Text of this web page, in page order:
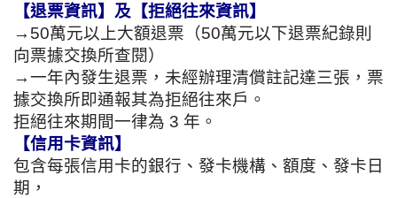
【退票資訊】及【拒絕往來資訊】
→50萬元以上大額退票（50萬元以下退票紀錄則
向票據交換所查閱）
→一年內發生退票，未經辦理清償註記達三張，票
據交換所即通報其為拒絕往來戶。
拒絕往來期間一律為 3 年。
【信用卡資訊】
包含每張信用卡的銀行、發卡機構、額度、發卡日
期，